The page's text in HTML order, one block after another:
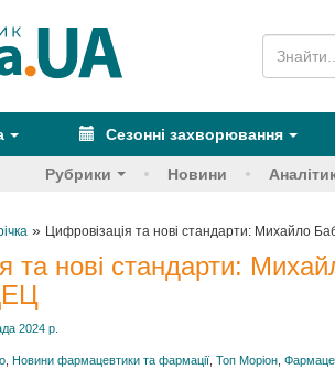
Сезонні захворювання
Рубрики Новини
» Цифровізація та нові стандарти: Михайло
та нові стандарти:
2024 р.
Новини фармацевтики та фармації Топ Моріон